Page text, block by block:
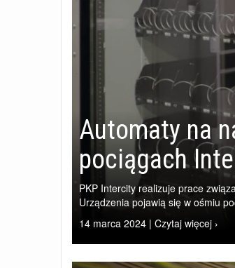
Automaty na
pociągach
PKP Intercity realizuje prace
Urządzenia pojawią się w ośmiu
14 marca 2024 | Czytaj więcej ›